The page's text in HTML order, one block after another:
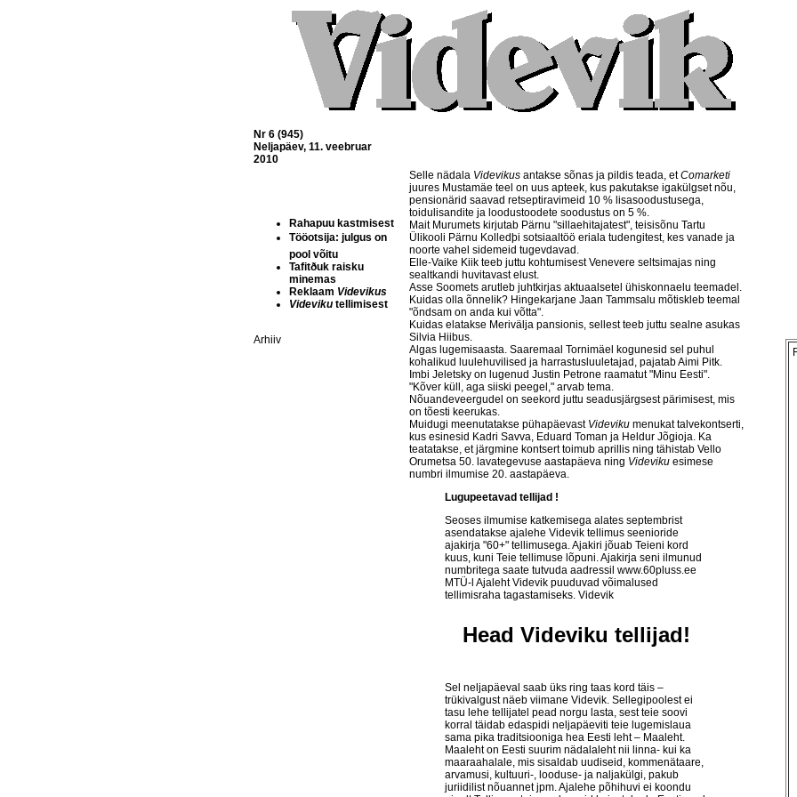
Nr 6 (945)
Neljapäev, 11. veebruar
2010
Rahapuu kastmisest
Tööotsija: julgus on
pool võitu
Tafitðuk raisku
minemas
Reklaam Videvikus
Videviku tellimisest
Arhiiv
Selle nädala Videvikus antakse sõnas ja pildis teada, etComarketi
juures Mustamäe teel on uus apteek, kus pakutakse igakülgset nõu,
pensionärid saavad retseptiravimeid 10 % lisasoodustusega,
toidulisandite ja loodustoodete soodustus on 5 %.
Mait Murumets kirjutab Pärnu "sillaehitajatest", teisisõnu Tartu
Ülikooli Pärnu Kolledþi sotsiaaltöö eriala tudengitest, kes vanade ja
noorte vahel sidemeid tugevdavad.
Elle-Vaike Kiik teeb juttu kohtumisest Venevere seltsimajas ning
sealtkandi huvitavast elust.
Asse Soomets arutleb juhtkirjas aktuaalsetel ühiskonnaelu teemadel.
Kuidas olla õnnelik? Hingekarjane Jaan Tammsalu mõtiskleb teemal
"õndsam on anda kui võtta".
Kuidas elatakse Merivälja pansionis, sellest teeb juttu sealne asukas
Silvia Hiibus.
Algas lugemisaasta. Saaremaal Tornimäel kogunesid sel puhul
kohalikud luulehuvilised ja harrastusluuletajad, pajatab Aimi Pitk.
Imbi Jeletsky on lugenud Justin Petrone raamatut "Minu Eesti".
"Kõver küll, aga siiski peegel," arvab tema.
Nõuandeveergudel on seekord juttu seadusjärgsest pärimisest, mis
on tõesti keerukas.
Muidugi meenutatakse pühapäevast Videviku menukat talvekontserti,
kus esinesid Kadri Savva, Eduard Toman ja Heldur Jõgioja. Ka
teatatakse, et järgmine kontsert toimub aprillis ning tähistab Vello
Orumetsa 50. lavategevuse aastapäeva ning Videviku esimese
numbri ilmumise 20. aastapäeva.
Lugupeetavad tellijad !
Seoses ilmumise katkemisega alates septembrist
asendatakse ajalehe Videvik tellimus seenioride
ajakirja "60+" tellimusega. Ajakiri jõuab Teieni kord
kuus, kuni Teie tellimuse lõpuni. Ajakirja seni ilmunud
numbritega saate tutvuda aadressil www.60pluss.ee
MTÜ-l Ajaleht Videvik puuduvad võimalused
tellimisraha tagastamiseks. Videvik
Head Videviku tellijad!
Sel neljapäeval saab üks ring taas kord täis –
trükivalgust näeb viimane Videvik. Sellegipoolest ei
tasu lehe tellijatel pead norgu lasta, sest teie soovi
korral täidab edaspidi neljapäeviti teie lugemislaua
sama pika traditsiooniga hea Eesti leht – Maaleht.
Maaleht on Eesti suurim nädalaleht nii linna- kui ka
maaraahalale, mis sisaldab uudiseid, kommenätaare,
arvamusi, kultuuri-, looduse- ja naljakülgi, pakub
juriidilist nõuannet jpm. Ajalehe põhihuvi ei koondu